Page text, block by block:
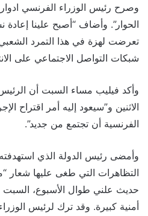
وصرح رئيس الوزراء الفرنسي
الحوار”. وأضاف “أصبح علينا إعادة
تعرضت لهزة في هذا التمرد
شبكات التواصل الاجتماعي على
وأكد فيليب مساء السبت أن
الاثنين و”سيعود إليه أمر اقتراح
الفرنسية أن تجتمع من جديد”.
وأمضى رئيس الدولة الذي
التظاهرات التي طغى عليها شعار
حديث علني طوال الأسبوع، السبت
أمنية كبيرة. وقد ترك لرئيس